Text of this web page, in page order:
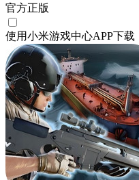
官方正版
使用小米游戏中心APP下载